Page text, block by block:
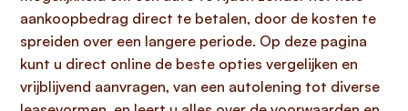
aankoopbedrag direct te betalen, door de kosten te
spreiden over een langere periode. Op deze pagina
kunt u direct online de beste opties vergelijken en
vrijblijvend aanvragen, van een autolening tot diverse